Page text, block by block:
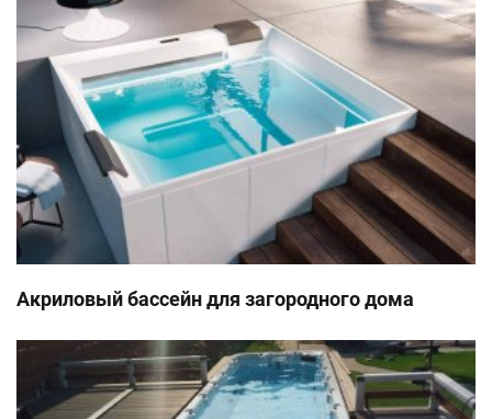
Акриловый бассейн для загородного дома